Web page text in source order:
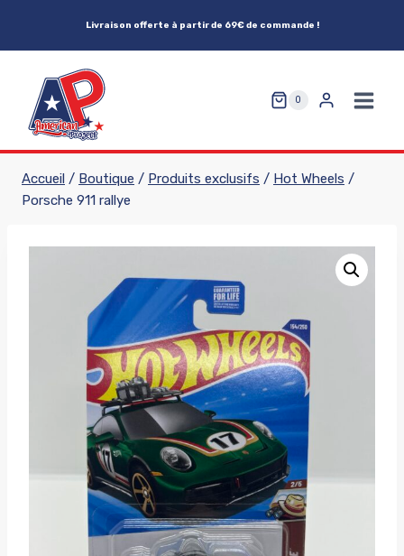
Livraison offerte à partir de 69€ de commande !
0
Accueil / Boutique / Produits exclusifs / Hot Wheels /
Porsche 911 rallye